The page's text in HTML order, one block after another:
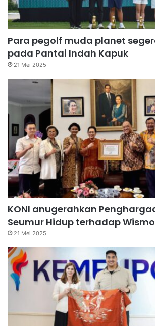
Para pegolf muda planet
pada Pantai Indah Kapuk
21 Mei 2025
KONI anugerahkan
Seumur Hidup terhadap
21 Mei 2025